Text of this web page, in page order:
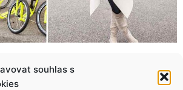
souhlas s
Pavel Liška ví, co je to samota! „Nechci být opuštěný!“ Batulková coby zastupitelka v Kolodějích skončila! Kšefty s pozemky a zásek 1,5 milionu!